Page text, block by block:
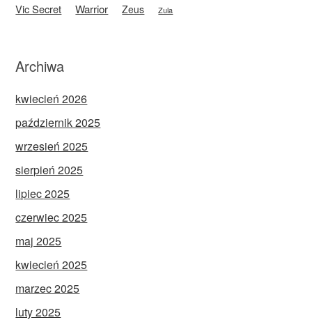
Vic Secret Warrior Zeus Zula
Archiwa
kwiecień 2026
październik 2025
wrzesień 2025
sierpień 2025
lipiec 2025
czerwiec 2025
maj 2025
kwiecień 2025
marzec 2025
luty 2025